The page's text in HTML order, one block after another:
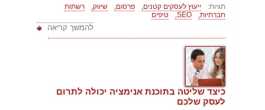
תגיות: ייעוץ לעסקים קטנים, פרסום, שיווק,
רשתות
חברתיות,
SEO, טיפים
להמשך קריאה
כיצד שליטה בתוכנת אנימציה יכולה לתרום
לעסק שלכם